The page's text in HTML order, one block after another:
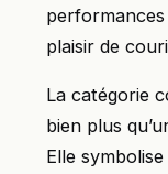
plaisir de
La catégorie
bien plus
Elle